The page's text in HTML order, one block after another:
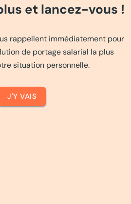
et lancez-vous !
rappellent immédiatement pour
de portage salarial la plus
situation personnelle.
J'Y VAIS